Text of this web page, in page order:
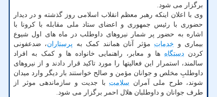
برگزار می شود.
وی با اعلان اینکه رهبر معظم انقلاب اسلامی روز گذشته و در دیدار
حضوری با رئیس جمهوری و اعضای ستاد ملی مقابله با کرونا با
اشاره به حضور پر شمار نیروهای داوطلب در ماه های اول شیوع
بیماری و خدمات مؤثر آنان همانند کمک به پرستاران، ضدعفونی
کردن دستگاه ها و معابر، راهنمایی خانواده ها و کمک به افراد
سالمند، استمرار این فعالیتها را مورد تاکید قرار دادند و از نیروهای
داوطلبِ مخلص و جوانان مؤمن و صالح خواستند بار دیگر وارد میدان
شوند، طرح ملی آمران سلامت با جدیت و سازماندهی موثر از
طرف جوانان و داوطلبان هلال احمر برگزار می شود.